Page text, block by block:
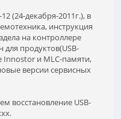
(24-декабря-2011г.), в
инструкция
на контроллере
продуктов(USB-
Innostor и MLC-памяти,
версии сервисных
восстановление USB-